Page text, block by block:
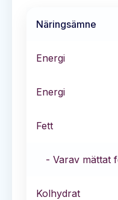
Näringsämne
Energi
Energi
Fett
- Varav mättat
Kolhydrat